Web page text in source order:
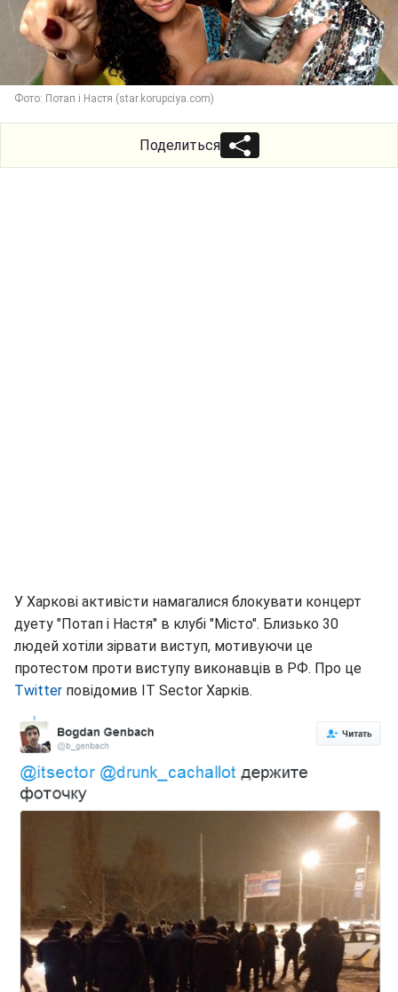
Фото: Потап і Настя (star.korupciya.com)
Поделиться
У Харкові активісти намагалися блокувати концерт
дуету "Потап і Настя" в клубі "Місто". Близько 30
людей хотіли зірвати виступ, мотивуючи це
протестом проти виступу виконавців в РФ. Про це
Twitter повідомив IT Sector Харків.